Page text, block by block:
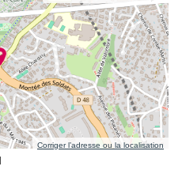
Corriger l’adresse ou la localisation